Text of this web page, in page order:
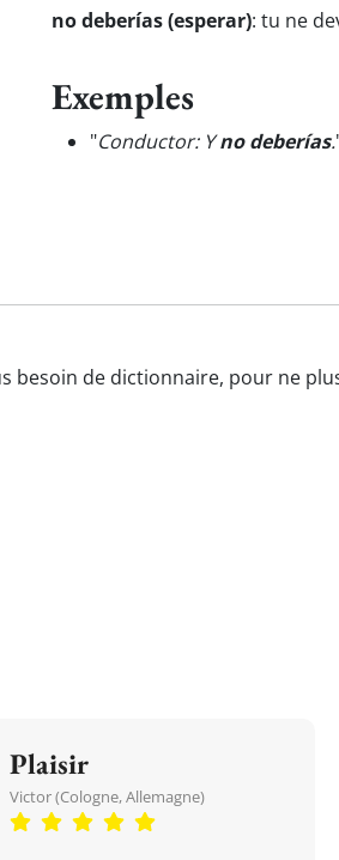
no deberías (esperar): tu ne
Exemples
"Conductor: Yno deberías.
besoin de dictionnaire, pour ne
Plaisir
Victor (Cologne, Allemagne)